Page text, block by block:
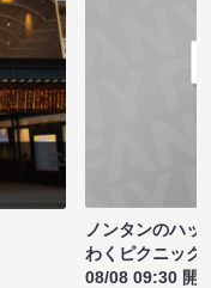
ノンタンのハッ
わくピクニック
08/08 09:30 開